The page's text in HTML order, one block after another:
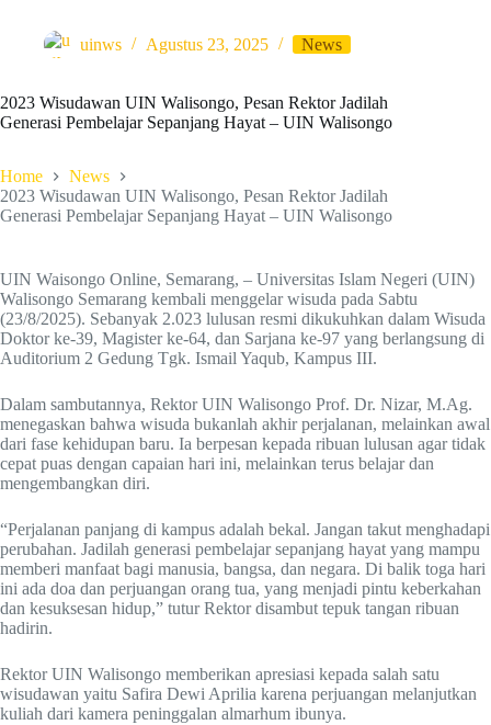
uinws Agustus 23, 2025 News
2023 Wisudawan UIN Walisongo, Pesan Rektor Jadilah
Generasi Pembelajar Sepanjang Hayat – UIN Walisongo
Home
News
2023 Wisudawan UIN Walisongo, Pesan Rektor Jadilah
Generasi Pembelajar Sepanjang Hayat – UIN Walisongo
UIN Waisongo Online, Semarang, – Universitas Islam Negeri (UIN)
Walisongo Semarang kembali menggelar wisuda pada Sabtu
(23/8/2025). Sebanyak 2.023 lulusan resmi dikukuhkan dalam Wisuda
Doktor ke-39, Magister ke-64, dan Sarjana ke-97 yang berlangsung di
Auditorium 2 Gedung Tgk. Ismail Yaqub, Kampus III.
Dalam sambutannya, Rektor UIN Walisongo Prof. Dr. Nizar, M.Ag.
menegaskan bahwa wisuda bukanlah akhir perjalanan, melainkan awal
dari fase kehidupan baru. Ia berpesan kepada ribuan lulusan agar tidak
cepat puas dengan capaian hari ini, melainkan terus belajar dan
mengembangkan diri.
“Perjalanan panjang di kampus adalah bekal. Jangan takut menghadapi
perubahan. Jadilah generasi pembelajar sepanjang hayat yang mampu
memberi manfaat bagi manusia, bangsa, dan negara. Di balik toga hari
ini ada doa dan perjuangan orang tua, yang menjadi pintu keberkahan
dan kesuksesan hidup,” tutur Rektor disambut tepuk tangan ribuan
hadirin.
Rektor UIN Walisongo memberikan apresiasi kepada salah satu
wisudawan yaitu Safira Dewi Aprilia karena perjuangan melanjutkan
kuliah dari kamera peninggalan almarhum ibunya.